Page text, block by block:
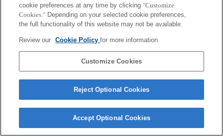
Accessori
A seconda del paese o dell'area geografica, alcuni
prodotti visualizzati potrebbero non essere
Copyright 2026 Sony Corporation
cookie preferences at any time by clicking "Customize
Cookies." Depending on your selected cookie preferences,
the full functionality of this website may not be available.
Review our Cookie Policyfor more information.
Customize Cookies
Reject Optional Cookies
Accept Optional Cookies